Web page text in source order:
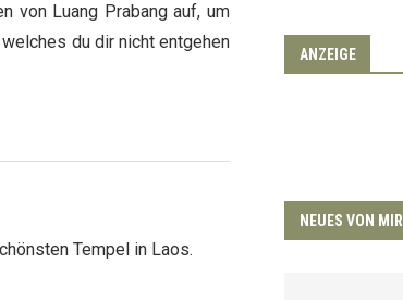
von Luang Prabang auf, um
du dir nicht entgehen
Tempel in Laos.
ANZEIGE
NEUES VON MIR